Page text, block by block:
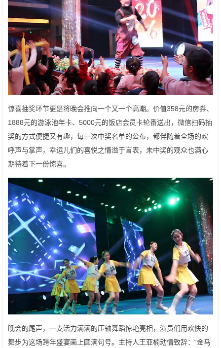
惊喜抽奖环节更是将晚会推向一个又一个高潮。价值358元的房券、
1888元的游泳池年卡、5000元的饭店会员卡轮番送出，微信扫码抽
奖的方式便捷又有趣，每一次中奖名单的公布，都伴随着全场的欢
呼声与掌声，幸运儿们的喜悦之情溢于言表，未中奖的观众也满心
期待着下一份惊喜。
晚会的尾声，一支活力满满的压轴舞蹈惊艳亮相，演员们用欢快的
舞步为这场跨年盛宴画上圆满句号。主持人王亚楠动情致辞：“金马